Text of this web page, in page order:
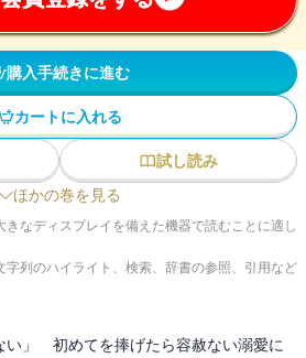
購入手続きに進む
カートに入れる
試し読み
ほかの巻を見る
なディスプレイを備えた機器で読むことに適し
字列のハイライト、検索、辞書の参照、引用など
い」 初めてを捧げたら容赦ない溺愛に